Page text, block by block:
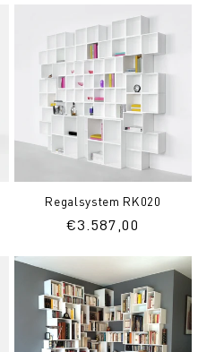
Regalsystem RK020
Normaler
€3.587,00